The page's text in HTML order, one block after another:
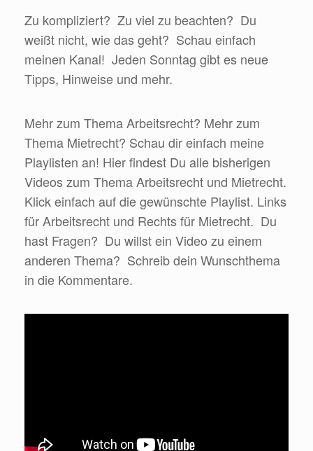
Zu kompliziert? Zu viel zu beachten? Du
weißt nicht, wie das geht? Schau einfach
meinen Kanal! Jeden Sonntag gibt es neue
Tipps, Hinweise und mehr.
Mehr zum Thema Arbeitsrecht? Mehr zum
Thema Mietrecht? Schau dir einfach meine
Playlisten an! Hier findest Du alle bisherigen
Videos zum Thema Arbeitsrecht und Mietrecht.
Klick einfach auf die gewünschte Playlist. Links
für Arbeitsrecht und Rechts für Mietrecht. Du
hast Fragen? Du willst ein Video zu einem
anderen Thema? Schreib dein Wunschthema
in die Kommentare.